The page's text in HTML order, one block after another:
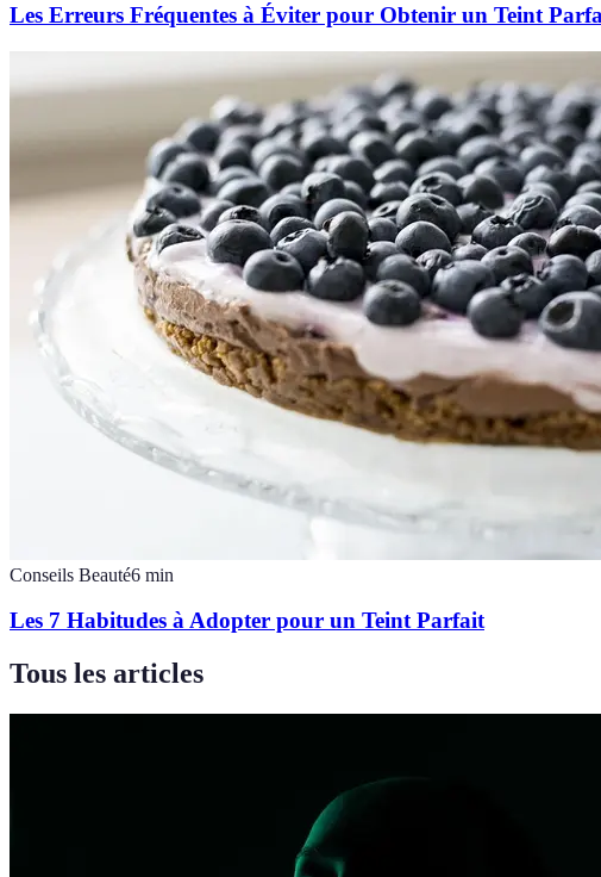
Les Erreurs Fréquentes à Éviter pour Obtenir un Teint
Conseils Beauté6 min
Les 7 Habitudes à Adopter pour un Teint Parfait
Tous les articles